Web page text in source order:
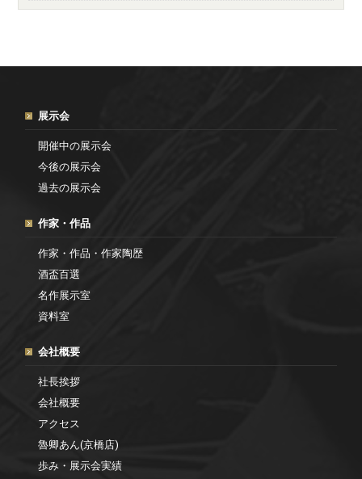
展示会
開催中の展示会
今後の展示会
過去の展示会
作家・作品
作家・作品・作家陶歴
酒盃百選
名作展示室
資料室
会社概要
社長挨拶
会社概要
アクセス
魯卿あん(京橋店)
歩み・展示会実績